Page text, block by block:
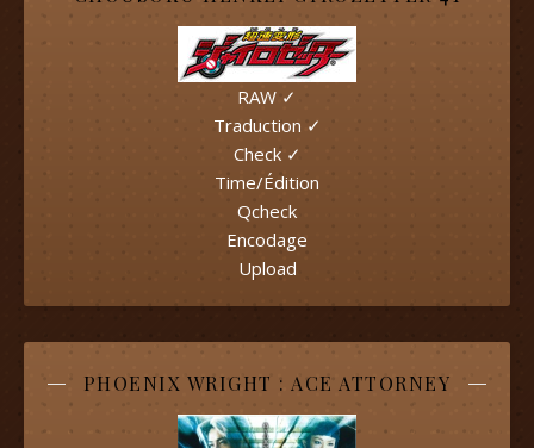
RAW ✓
Traduction ✓
Check ✓
Time/Édition
Qcheck
Encodage
Upload
PHOENIX WRIGHT : ACE ATTORNEY